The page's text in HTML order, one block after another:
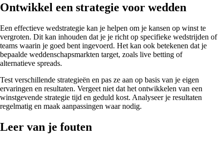
Ontwikkel een strategie voor wedden
Een effectieve wedstrategie kan je helpen om je kansen op winst te
vergroten. Dit kan inhouden dat je je richt op specifieke wedstrijden of
teams waarin je goed bent ingevoerd. Het kan ook betekenen dat je
bepaalde weddenschapsmarkten target, zoals live betting of
alternatieve spreads.
Test verschillende strategieën en pas ze aan op basis van je eigen
ervaringen en resultaten. Vergeet niet dat het ontwikkelen van een
winstgevende strategie tijd en geduld kost. Analyseer je resultaten
regelmatig en maak aanpassingen waar nodig.
Leer van je fouten